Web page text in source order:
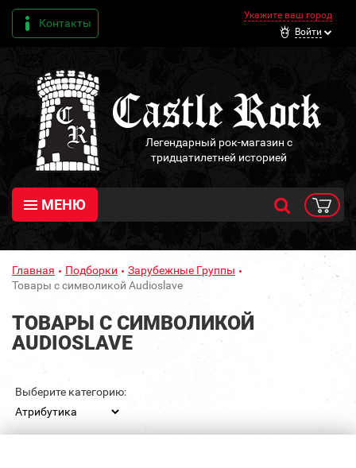
Контакты
Укажите ваш город
Войти
Легендарный рок-магазин с
тридцатилетней историей
МЕНЮ
Главная Подборки
Зарубежные Группы
Товары с символикой Audioslave
ТОВАРЫ С СИМВОЛИКОЙ
AUDIOSLAVE
Выберите категорию: